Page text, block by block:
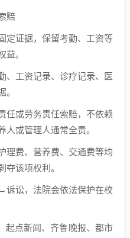
赔
定证据，保留考勤、工资等
益。
、工资记录、诊疗记录、医
。
任或劳务责任索赔，不依赖
人或管理人通常全责。
理费、营养费、交通费等均
夺该项权利。
讼，法院会依法保护在校
起点新闻、齐鲁晚报、都市